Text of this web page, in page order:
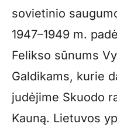
sovietinio
1947–1949 m.
Felikso sūnums
Galdikams, kurie
judėjime Skuodo
Kauną. Lietuvos